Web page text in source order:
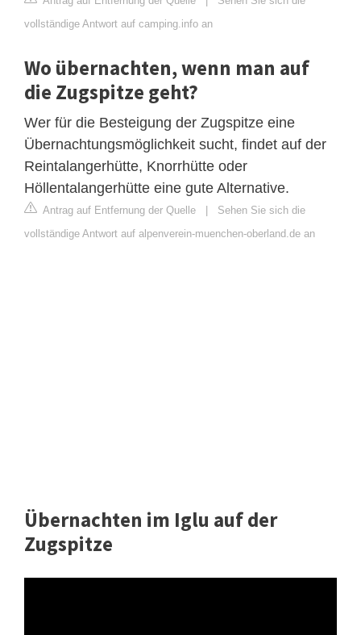
vollständige Antwort auf camping.info an
Wo übernachten, wenn man auf
die Zugspitze geht?
Wer für die Besteigung der Zugspitze eine
Übernachtungsmöglichkeit sucht, findet auf der
Reintalangerhütte, Knorrhütte oder
Höllentalangerhütte eine gute Alternative.
Antrag auf Entfernung der Quelle
Sehen Sie sich die
vollständige Antwort auf alpenverein-muenchen-oberland.de an
Übernachten im Iglu auf der
Zugspitze